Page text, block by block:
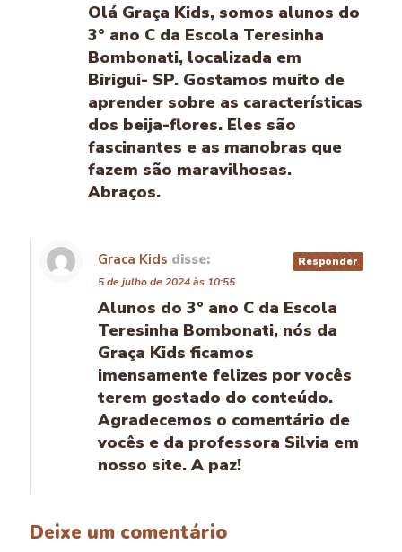
Olá Graça Kids, somos alunos do
3° ano C da Escola Teresinha
Bombonati, localizada em
Birigui- SP. Gostamos muito de
aprender sobre as características
dos beija-flores. Eles são
fascinantes e as manobras que
fazem são maravilhosas.
Abraços.
Graca Kids disse:
5 de julho de 2024 às 10:55
Alunos do 3° ano C da Escola
Teresinha Bombonati, nós da
Graça Kids ficamos
imensamente felizes por vocês
terem gostado do conteúdo.
Agradecemos o comentário de
vocês e da professora Silvia em
nosso site. A paz!
Responder
Deixe um comentário